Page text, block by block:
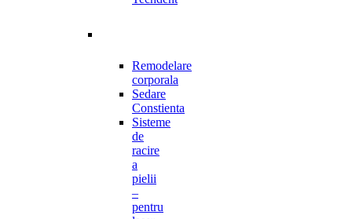
Remodelare
corporala
Sedare
Constienta
Sisteme
de
racire
a
pielii
–
pentru